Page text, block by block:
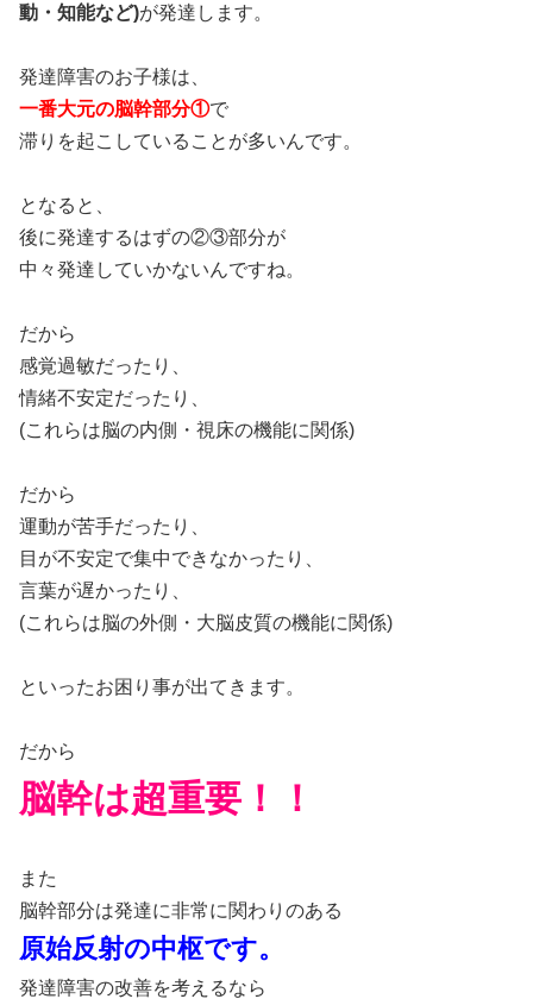
動・知能など)が発達します。
発達障害のお子様は、
一番大元の脳幹部分①で
滞りを起こしていることが多いんです。
となると、
後に発達するはずの②③部分が
中々発達していかないんですね。
だから
感覚過敏だったり、
情緒不安定だったり、
(これらは脳の内側・視床の機能に関係)
だから
運動が苦手だったり、
目が不安定で集中できなかったり、
言葉が遅かったり、
(これらは脳の外側・大脳皮質の機能に関係)
といったお困り事が出てきます。
だから
脳幹は超重要！！
また
脳幹部分は発達に非常に関わりのある
原始反射の中枢です。
発達障害の改善を考えるなら